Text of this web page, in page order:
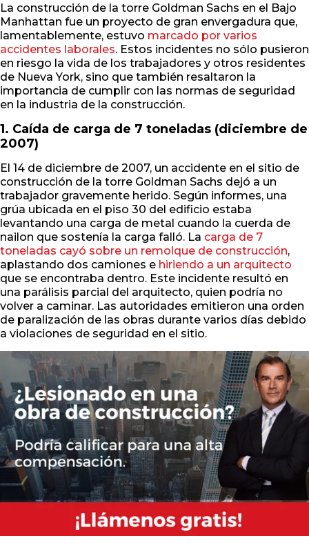
La construcción de la torre Goldman Sachs en el Bajo
Manhattan fue un proyecto de gran envergadura que,
lamentablemente, estuvo marcado por varios
accidentes laborales. Estos incidentes no sólo pusieron
en riesgo la vida de los trabajadores y otros residentes
de Nueva York, sino que también resaltaron la
importancia de cumplir con las normas de seguridad
en la industria de la construcción.
1. Caída de carga de 7 toneladas (diciembre de
2007)
El 14 de diciembre de 2007, un accidente en el sitio de
construcción de la torre Goldman Sachs dejó a un
trabajador gravemente herido. Según informes, una
grúa ubicada en el piso 30 del edificio estaba
levantando una carga de metal cuando la cuerda de
nailon que sostenía la carga falló. La carga de 7
toneladas cayó sobre un remolque de construcción,
aplastando dos camiones e hiriendo a un arquitecto
que se encontraba dentro. Este incidente resultó en
una parálisis parcial del arquitecto, quien podría no
volver a caminar. Las autoridades emitieron una orden
de paralización de las obras durante varios días debido
a violaciones de seguridad en el sitio.